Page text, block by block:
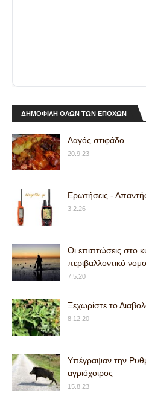
ΔΗΜΟΦΙΛΗ ΟΛΩΝ ΤΩΝ ΕΠΟΧΩΝ
Λαγός στιφάδο
20.9.23
Ερωτήσεις -
3.2.26
Οι επιπτώσεις στο
περιβαλλοντικό
7.5.20
Ξεχωρίστε το
8.12.20
Υπέγραψαν την
αγριόχοιρος
15.8.23